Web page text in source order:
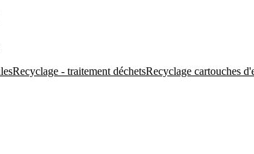
Recyclage - traitement déchetsRecyclage cartouches